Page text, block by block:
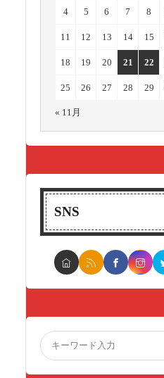
4 5 6 7 8
11 12 13 14 15
18 19 20 21 22
25 26 27 28 29
« 11月
SNS